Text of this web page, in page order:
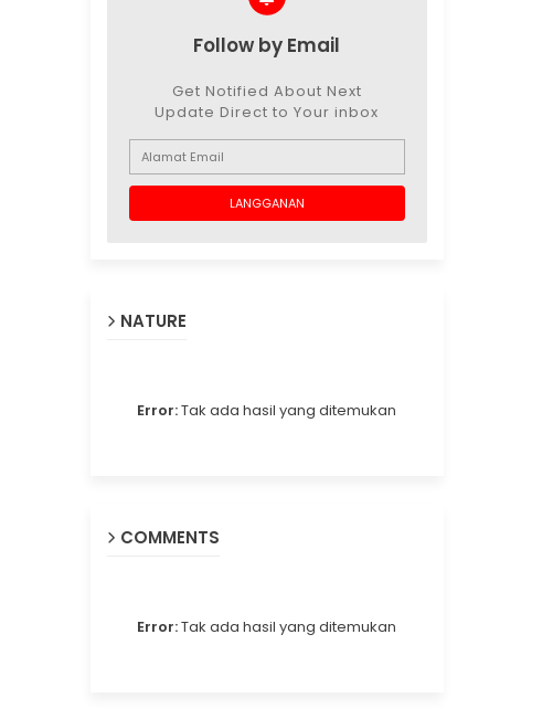
Follow by Email
Get Notified About Next
Update Direct to Your inbox
NATURE
Error:Tak ada hasil yang ditemukan
COMMENTS
Error:Tak ada hasil yang ditemukan